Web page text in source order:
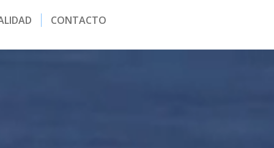
CONTACTO